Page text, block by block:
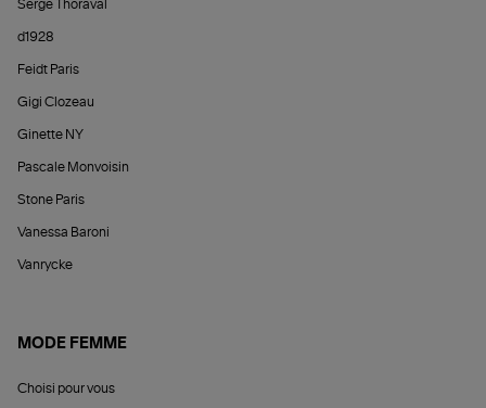
Serge Thoraval
d1928
Feidt Paris
Gigi Clozeau
Ginette NY
Pascale Monvoisin
Stone Paris
Vanessa Baroni
Vanrycke
MODE FEMME
Choisi pour vous